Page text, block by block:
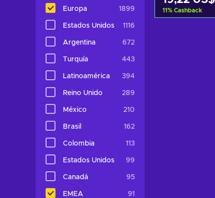
Europa 1899
Estados Unidos 1116
Argentina 672
Turquía 443
Latinoamérica 394
Reino Unido 289
México 210
Brasil 162
Colombia 113
Estados Unidos 99
Canadá 95
EMEA 91
11% Cashback